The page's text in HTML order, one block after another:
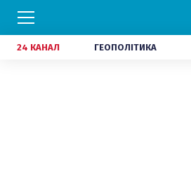
24 КАНАЛ ГЕОПОЛІТИКА